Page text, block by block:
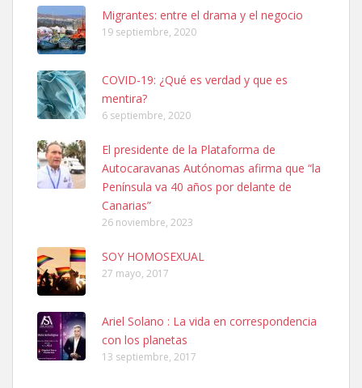
Leales.org » Gran Canaria
SHIBA PERDIDO AVDA JOSE MESA Y LOPEZ
PERRO MACHO RAZA SHIBA CON MICROCHIP PERDIDO HOY
06/07/2025 ZONA MESA Y LOPEZ. ES MUY ASUSTADIZO
Leales.org » Gran Canaria
6.7.2025
Ninfa perdida
El día 5 se los perdió una ninfa papillera, asustada tiene miedo a la
calle, se perdió por la zon...
Migrantes: entre el drama y el negocio
19 septiembre, 2020
COVID-19: ¿Qué es verdad y que es
mentira?
6 septiembre, 2020
El presidente de la Plataforma de
Autocaravanas Autónomas afirma que “la
Península va 40 años por delante de
Canarias”
26 noviembre, 2023
SOY HOMOSEXUAL
27 mayo, 2017
Ariel Solano : La vida en correspondencia
con los planetas
13 septiembre, 2017